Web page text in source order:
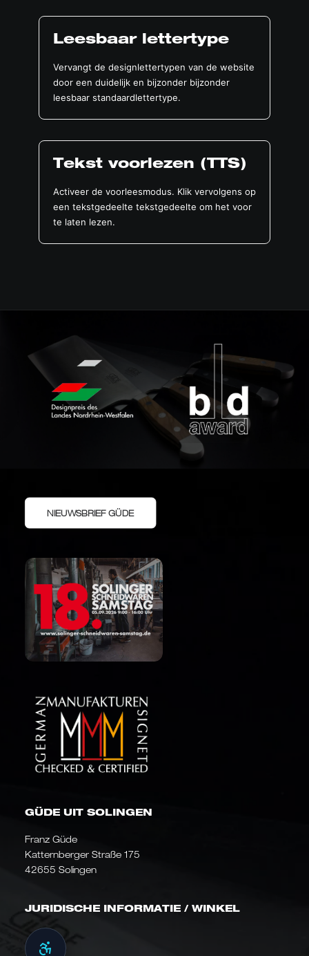
Leesbaar lettertype
Vervangt de designlettertypen van de website
door een duidelijk en bijzonder bijzonder
leesbaar standaardlettertype.
Tekst voorlezen (TTS)
Activeer de voorleesmodus. Klik vervolgens op
een tekstgedeelte tekstgedeelte om het voor
te laten lezen.
NIEUWSBRIEF GÜDE
GÜDE UIT SOLINGEN
Franz Güde
Katternberger Straße 175
42655 Solingen
JURIDISCHE INFORMATIE / WINKEL